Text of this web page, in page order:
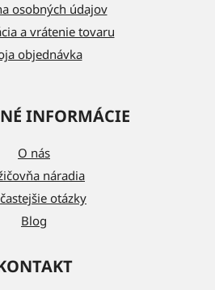
osobných údajov
a vrátenie tovaru
objednávka
INFORMÁCIE
O nás
náradia
otázky
Blog